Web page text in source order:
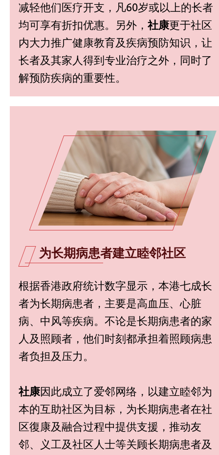
减轻他们医疗开支，凡60岁或以上的长者
均可享有折扣优惠。另外， 社康更于社区
内大力推广健康教育及疾病预防知识，让
长者及其家人得到专业治疗之外，同时了
解预防疾病的重要性。
为长期病患者建立睦邻社区
根据香港政府统计数字显示，本港七成长
者为长期病患者，主要是高血压、心脏
病、中风等疾病。不论是长期病患者的家
人及照顾者，他们时刻都承担着照顾病患
者负担及压力。
社康因此成立了爱邻网络，以建立睦邻为
本的互助社区为目标，为长期病患者在社
区復康及融合过程中提供支援，推动友
邻、义工及社区人士等关顾长期病患者及